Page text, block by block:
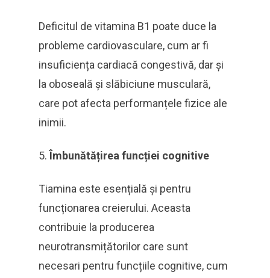
Deficitul de vitamina B1 poate duce la
probleme cardiovasculare, cum ar fi
insuficiența cardiacă congestivă, dar și
la oboseală și slăbiciune musculară,
care pot afecta performanțele fizice ale
inimii.
Îmbunătățirea funcției cognitive
Tiamina este esențială și pentru
funcționarea creierului. Aceasta
contribuie la producerea
neurotransmițătorilor care sunt
necesari pentru funcțiile cognitive, cum